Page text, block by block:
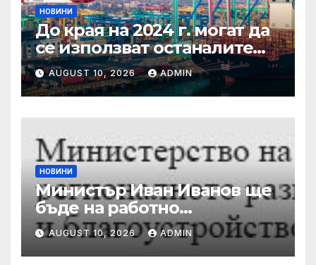
НОВИНИ
До края на 2024 г. могат да
се използват останалите
дни отпуск от 2022 г.
AUGUST 10, 2026 ADMIN
НОВИНИ
Министър Иван Иванов ще
бъде на работно
посещение в Русе
AUGUST 10, 2026 ADMIN